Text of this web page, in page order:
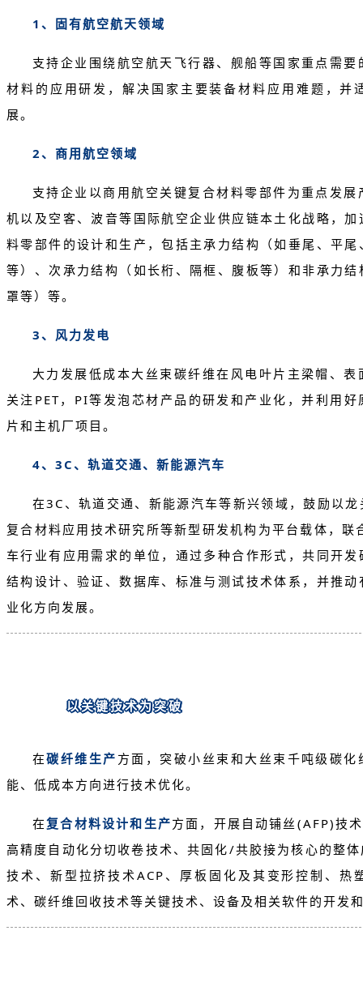
1、固有航空航天领域
支持企业围绕航空航天飞行器、舰船等国家重点需
材料的应用研发，解决国家主要装备材料应用难题，并
展。
2、商用航空领域
支持企业以商用航空关键复合材料零部件为重点发
机以及空客、波音等国际航空企业供应链本土化战略，
料零部件的设计和生产，包括主承力结构（如垂尾、平
等）、次承力结构（如长桁、隔框、腹板等）和非承力
罩等）等。
3、风力发电
大力发展低成本大丝束碳纤维在风电叶片主梁帽、
关注PET，PI等发泡芯材产品的研发和产业化，并利用
片和主机厂项目。
4、3C、轨道交通、新能源汽车
在3C、轨道交通、新能源汽车等新兴领域，鼓励以
复合材料应用技术研究所等新型研发机构为平台载体，联
车行业有应用需求的单位，通过多种合作形式，共同开
结构设计、验证、数据库、标准与测试技术体系，并推
业化方向发展。
以关键技术为突破
在碳纤维生产 方面，突破小丝束和大丝束千吨级碳
能、低成本方向进行技术优化。
在复合材料设计和生产方面，开展自动铺丝(AFP)技
高精度自动化分切收卷技术、共固化/共胶接为核心的整
技术、新型拉挤技术ACP、厚板固化及其变形控制、热
术、碳纤维回收技术等关键技术、设备及相关软件的开发